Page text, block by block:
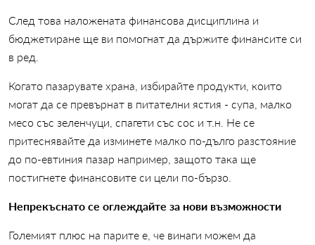
След това наложената финансова дисциплина и
бюджетиране ще ви помогнат да държите финансите си
в ред.
Когато пазарувате храна, избирайте продукти, които
могат да се превърнат в питателни ястия - супа, малко
месо със зеленчуци, спагети със сос и т.н. Не се
притеснявайте да изминете малко по-дълго разстояние
до по-евтиния пазар например, защото така ще
постигнете финансовите си цели по-бързо.
Непрекъснато се оглеждайте за нови възможности
Големият плюс на парите е, че винаги можем да